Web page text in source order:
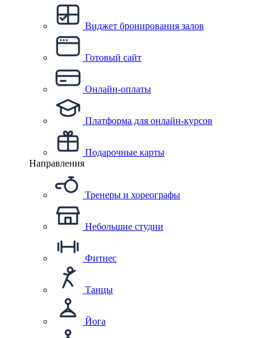
Виджет бронирования залов
Готовый сайт
Онлайн-оплаты
Платформа для онлайн-курсов
Подарочные карты
Направления
Тренеры и хореографы
Небольшие студии
Фитнес
Танцы
Йога